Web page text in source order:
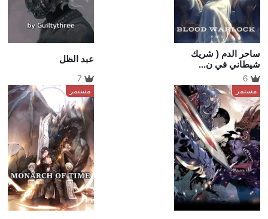
ساحر الدم ( شريك
شيطاني في ن...
6
عبد الظل
7
مستمر مستمر